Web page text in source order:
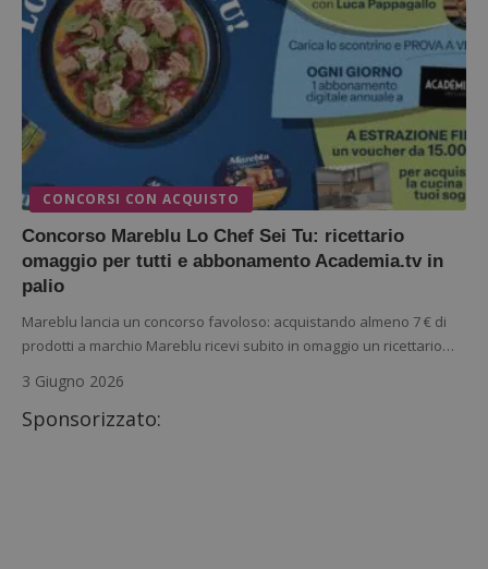
CONCORSI CON ACQUISTO
Concorso Mareblu Lo Chef Sei Tu: ricettario
omaggio per tutti e abbonamento Academia.tv in
palio
Mareblu lancia un concorso favoloso: acquistando almeno 7 € di
prodotti a marchio Mareblu ricevi subito in omaggio un ricettario…
3 Giugno 2026
Sponsorizzato: